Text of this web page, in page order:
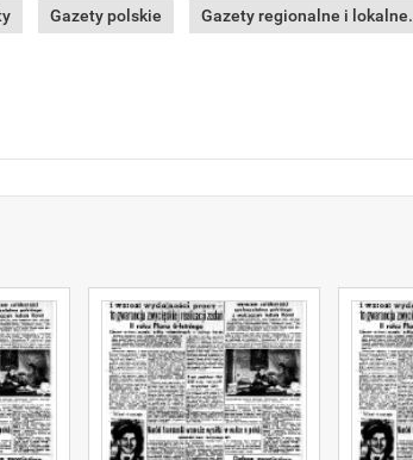
Gazety polskie Gazety regionalne i lokalne.